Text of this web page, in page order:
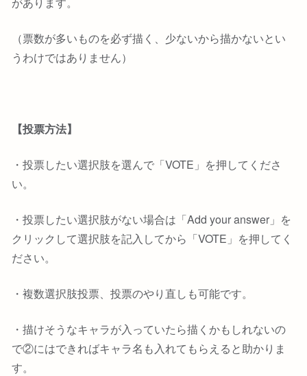
（票数が多いものを必ず描く、少ないから描かないとい
うわけではありません）
【投票方法】
・投票したい選択肢を選んで「VOTE」を押してくださ
い。
・投票したい選択肢がない場合は「Add your answer」を
クリックして選択肢を記入してから「VOTE」を押してく
ださい。
・複数選択肢投票、投票のやり直しも可能です。
・描けそうなキャラが入っていたら描くかもしれないの
で②にはできればキャラ名も入れてもらえると助かりま
す。